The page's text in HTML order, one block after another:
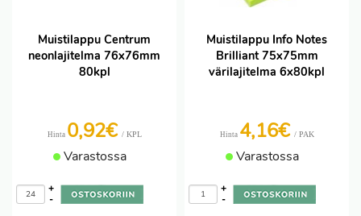
Muistilappu Centrum
neonlajitelma 76x76mm
80kpl
Hinta 0,92€ / KPL
Varastossa
-
+
Muistilappu Info Notes
Brilliant 75x75mm
värilajitelma 6x80kpl
Hinta 4,16€ / PAK
Varastossa
-
+